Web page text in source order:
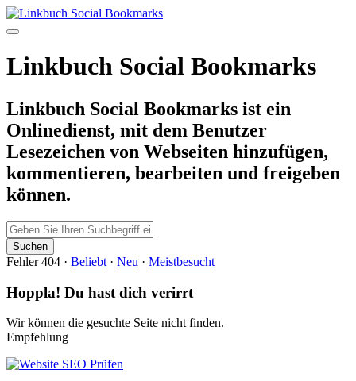
Linkbuch Social Bookmarks
Linkbuch Social Bookmarks ist ein
Onlinedienst, mit dem Benutzer
Lesezeichen von Webseiten hinzufügen,
kommentieren, bearbeiten und freigeben
können.
Fehler 404 · Beliebt · Neu · Meistbesucht
Hoppla! Du hast dich verirrt
Wir können die gesuchte Seite nicht finden.
Empfehlung